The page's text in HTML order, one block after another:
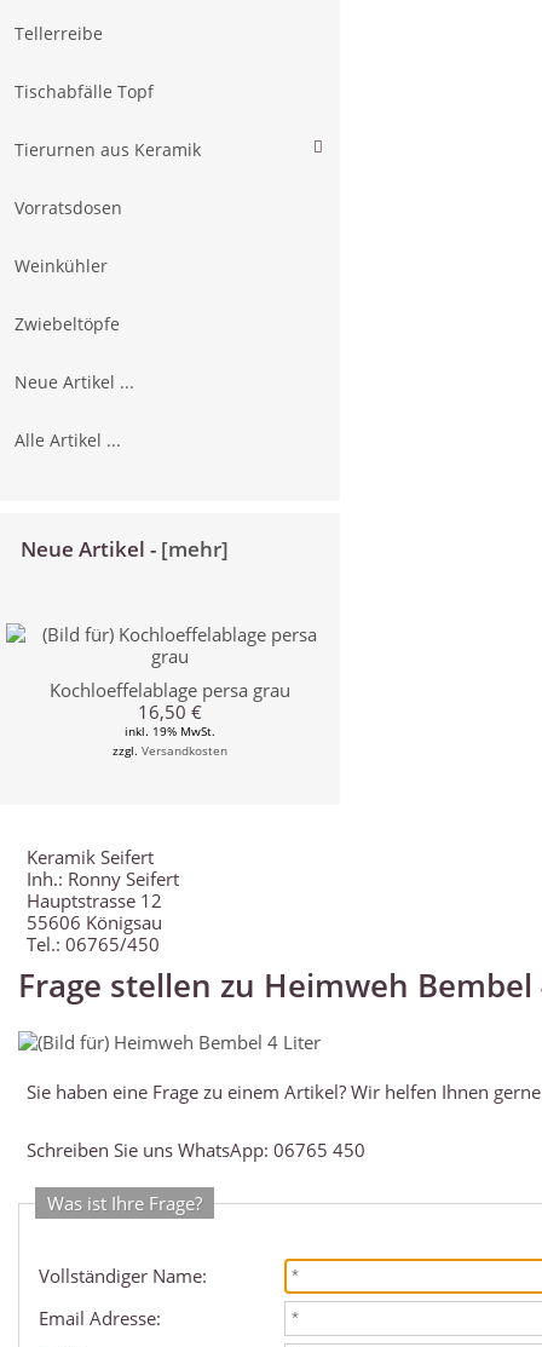
Tellerreibe
Tischabfälle Topf
Tierurnen aus Keramik
Vorratsdosen
Weinkühler
Zwiebeltöpfe
Neue Artikel ...
Alle Artikel ...
Neue Artikel - [mehr]
Kochloeffelablage persa grau
16,50 €
inkl. 19% MwSt.
zzgl.Versandkosten
Keramik Seifert
Inh.: Ronny Seifert
Hauptstrasse 12
55606 Königsau
Tel.: 06765/450
Frage stellen zu Heimweh
Sie haben eine Frage zu einem Artikel? Wir helfen Ihnen
Schreiben Sie uns WhatsApp: 06765 450
Was ist Ihre Frage?
Vollständiger Name:
Email Adresse: